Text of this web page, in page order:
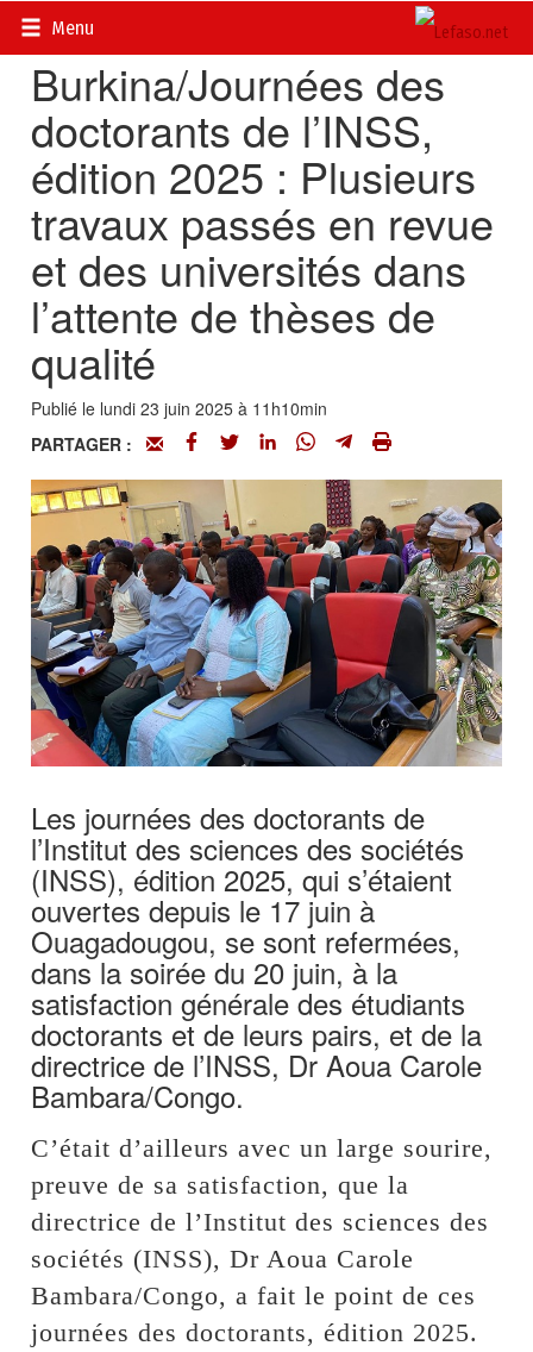
Menu
Accueil>
Burkina/Journées des
doctorants de l’INSS,
édition 2025 : Plusieurs
travaux passés en revue
et des universités dans
l’attente de thèses de
qualité
Publié le lundi 23 juin 2025 à 11h10min
PARTAGER :
Les journées des doctorants de
l’Institut des sciences des sociétés
(INSS), édition 2025, qui s’étaient
ouvertes depuis le 17 juin à
Ouagadougou, se sont refermées,
dans la soirée du 20 juin, à la
satisfaction générale des étudiants
doctorants et de leurs pairs, et de la
directrice de l’INSS, Dr Aoua Carole
Bambara/Congo.
C’était d’ailleurs avec un large sourire,
preuve de sa satisfaction, que la
directrice de l’Institut des sciences des
sociétés (INSS), Dr Aoua Carole
Bambara/Congo, a fait le point de ces
journées des doctorants, édition 2025.